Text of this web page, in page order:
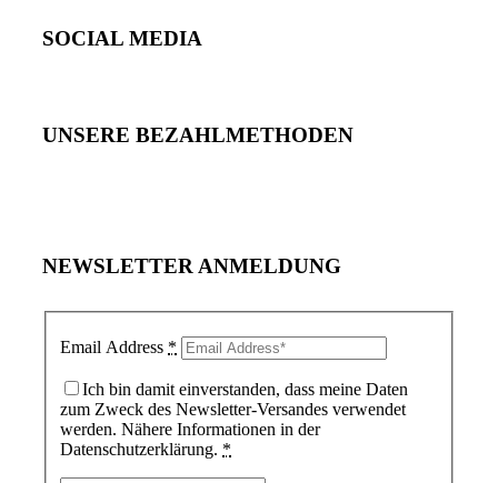
SOCIAL MEDIA
UNSERE BEZAHLMETHODEN
NEWSLETTER ANMELDUNG
Email Address *
Ich bin damit einverstanden, dass meine Daten
zum Zweck des Newsletter-Versandes verwendet
werden. Nähere Informationen in der
Datenschutzerklärung. *